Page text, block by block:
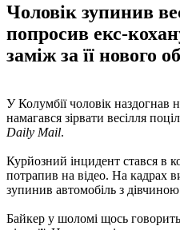
Чоловік зупинив
попросив екс-
заміж за її нового
У Колумбії чоловік наздогнав
намагався зірвати весілля
Daily Mail.
Курйозний інцидент стався в
потрапив на відео. На кадрах
зупинив автомобіль з дівчиною
Байкер у шоломі щось говорить